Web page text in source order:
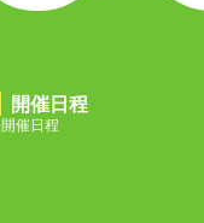
開催日程
開催日程